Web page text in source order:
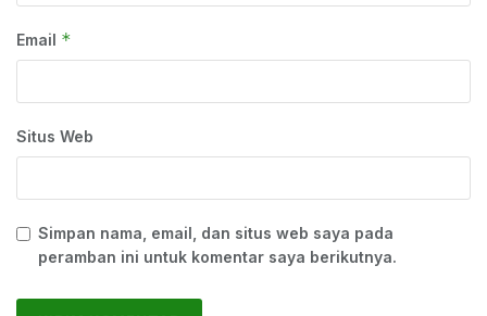
Email *
Situs Web
Simpan nama, email, dan situs web saya pada
peramban ini untuk komentar saya berikutnya.